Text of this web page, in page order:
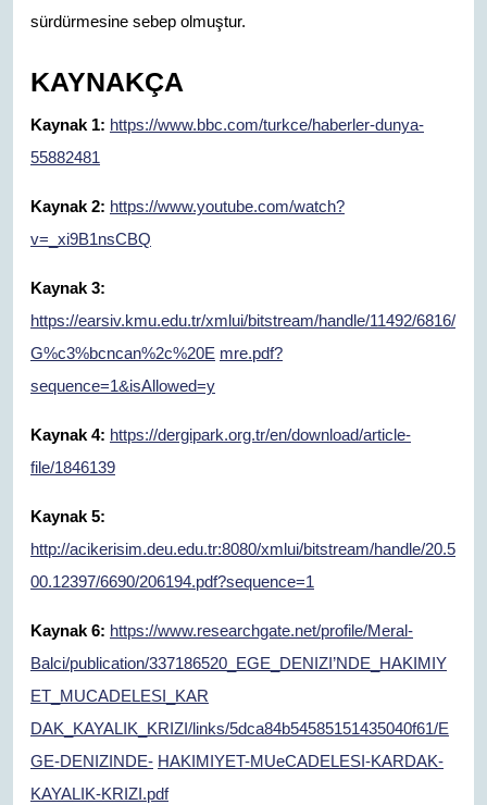
sürdürmesine sebep olmuştur.
KAYNAKÇA
Kaynak 1: https://www.bbc.com/turkce/haberler-dunya-
55882481
Kaynak 2: https://www.youtube.com/watch?
v=_xi9B1nsCBQ
Kaynak 3:
https://earsiv.kmu.edu.tr/xmlui/bitstream/handle/11492/6816/
G%c3%bcncan%2c%20E mre.pdf?
sequence=1&isAllowed=y
Kaynak 4: https://dergipark.org.tr/en/download/article-
file/1846139
Kaynak 5:
http://acikerisim.deu.edu.tr:8080/xmlui/bitstream/handle/20.5
00.12397/6690/206194.pdf?sequence=1
Kaynak 6: https://www.researchgate.net/profile/Meral-
Balci/publication/337186520_EGE_DENIZI’NDE_HAKIMIY
ET_MUCADELESI_KAR
DAK_KAYALIK_KRIZI/links/5dca84b54585151435040f61/E
GE-DENIZINDE- HAKIMIYET-MUeCADELESI-KARDAK-
KAYALIK-KRIZI.pdf